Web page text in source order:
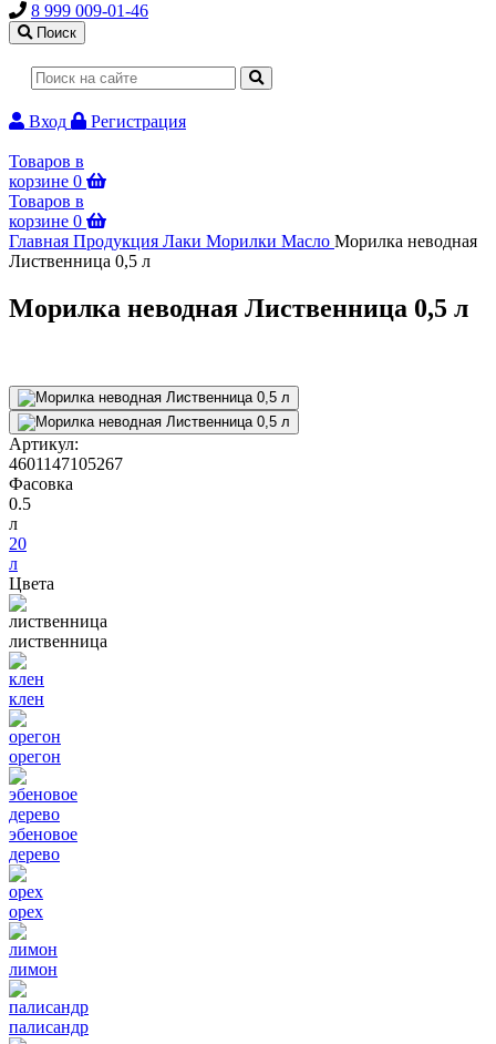
8 999 009-01-46
Поиск
Вход Регистрация
Товаров в
корзине 0
Товаров в
корзине 0
Главная Продукция Лаки Морилки Масло Морилка неводная
Лиственница 0,5 л
Морилка неводная Лиственница 0,5 л
Артикул:
4601147105267
Фасовка
0.5
л
20
л
Цвета
лиственница
клен
орегон
эбеновое
дерево
орех
лимон
палисандр